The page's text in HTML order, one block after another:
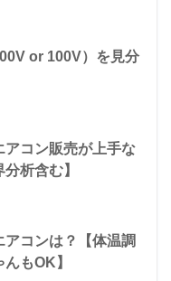
or 100V）を見分
アコン販売が上手な
析含む】
コンは？【体温調
もOK】